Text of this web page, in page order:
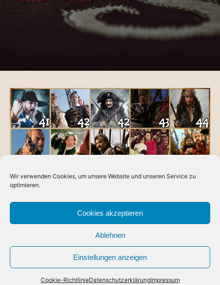
Wir verwenden Cookies, um unsere Website und unseren Service zu
optimieren.
Cookies akzeptieren
Ablehnen
Einstellungen anzeigen
Cookie-RichtlinieDatenschutzerklärungImpressum
You’re never too old …
READ MORE
ABOUT
TOO